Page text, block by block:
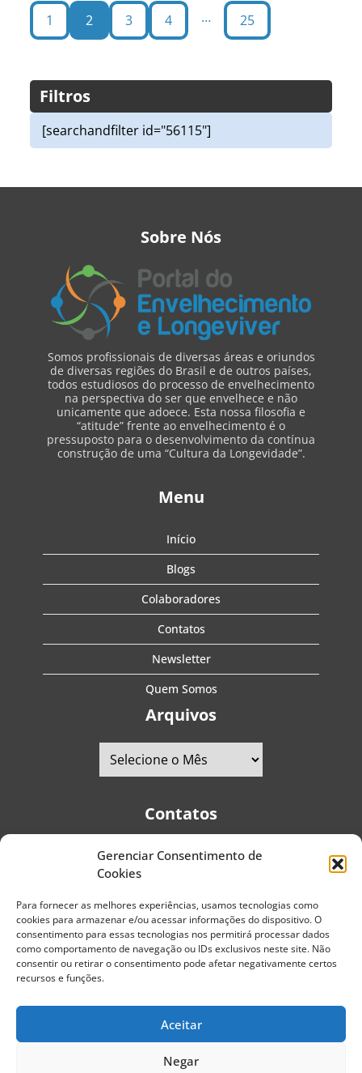
Gerenciar Consentimento de
Cookies
Para fornecer as melhores experiências, usamos tecnologias como
cookies para armazenar e/ou acessar informações do dispositivo. O
consentimento para essas tecnologias nos permitirá processar dados
como comportamento de navegação ou IDs exclusivos neste site. Não
consentir ou retirar o consentimento pode afetar negativamente certos
recursos e funções.
Aceitar
Negar
vista social...
1 2 3 4 … 25
Filtros
[searchandfilter id="56115"]
Sobre Nós
Somos profissionais de diversas áreas e oriundos
de diversas regiões do Brasil e de outros países,
todos estudiosos do processo de envelhecimento
na perspectiva do ser que envelhece e não
unicamente que adoece. Esta nossa filosofia e
“atitude” frente ao envelhecimento é o
pressuposto para o desenvolvimento da contínua
construção de uma “Cultura da Longevidade”.
Menu
Início
Blogs
Colaboradores
Contatos
Newsletter
Quem Somos
Arquivos
Contatos
Telefones:+55 (11) 2579-9697|+55 (11) 5587-4334
Guarani - CEP: 04310-060 - São Paulo | Brasil
E-mail:contato@portaldoenvelhecimento.com.br
Website:portaldoenvelhecimento.com.br